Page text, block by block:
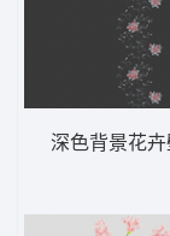
深色背景花